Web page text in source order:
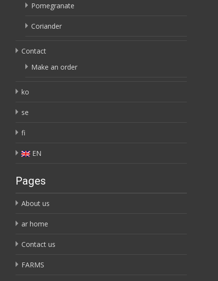
Pomegranate
Coriander
Contact
Make an order
ko
se
fi
EN
Pages
About us
ar home
Contact us
FARMS